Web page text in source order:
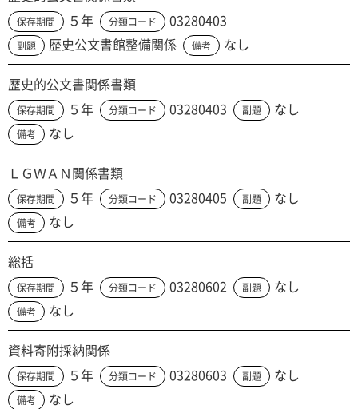
保存期間 ５年 分類コード 03280403
副題 歴史公文書館整備関係 備考 なし
歴史的公文書関係書類
保存期間 ５年 分類コード 03280403 副題 なし
備考 なし
ＬＧＷＡＮ関係書類
保存期間 ５年 分類コード 03280405 副題 なし
備考 なし
総括
保存期間 ５年 分類コード 03280602 副題 なし
備考 なし
資料寄附採納関係
保存期間 ５年 分類コード 03280603 副題 なし
備考 なし